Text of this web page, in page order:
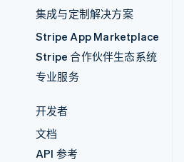
集成与定制解决方案
Stripe App Marketplace
Stripe 合作伙伴生态系统
专业服务
开发者
文档
API 参考